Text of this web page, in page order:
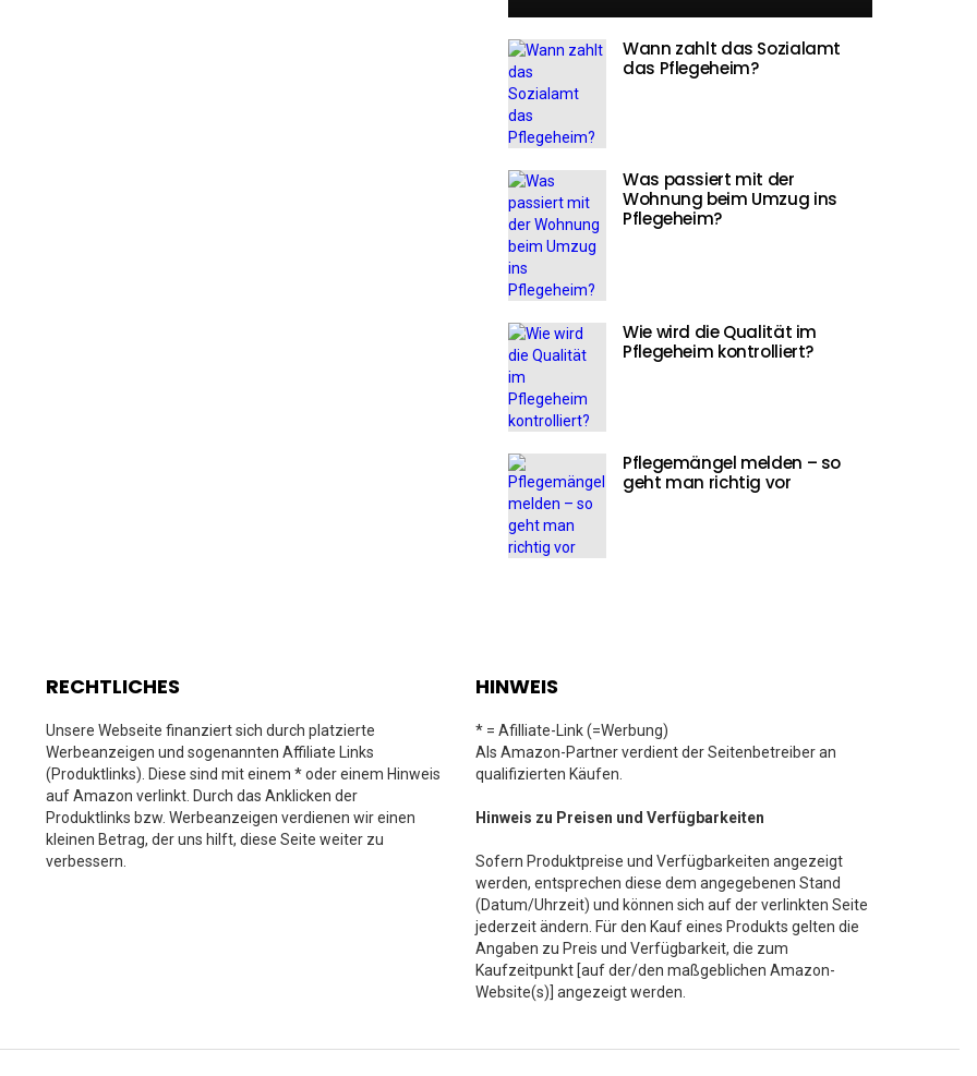
Wann zahlt das Sozialamt
das Pflegeheim?
Was passiert mit der
Wohnung beim Umzug ins
Pflegeheim?
Wie wird die Qualität im
Pflegeheim kontrolliert?
Pflegemängel melden – so
geht man richtig vor
RECHTLICHES
Unsere Webseite finanziert sich durch platzierte
Werbeanzeigen und sogenannten Affiliate Links
(Produktlinks). Diese sind mit einem * oder einem Hinweis
auf Amazon verlinkt. Durch das Anklicken der
Produktlinks bzw. Werbeanzeigen verdienen wir einen
kleinen Betrag, der uns hilft, diese Seite weiter zu
verbessern.
HINWEIS
* = Afilliate-Link (=Werbung)
Als Amazon-Partner verdient der Seitenbetreiber an
qualifizierten Käufen.
Hinweis zu Preisen und Verfügbarkeiten
Sofern Produktpreise und Verfügbarkeiten angezeigt
werden, entsprechen diese dem angegebenen Stand
(Datum/Uhrzeit) und können sich auf der verlinkten Seite
jederzeit ändern. Für den Kauf eines Produkts gelten die
Angaben zu Preis und Verfügbarkeit, die zum
Kaufzeitpunkt [auf der/den maßgeblichen Amazon-
Website(s)] angezeigt werden.